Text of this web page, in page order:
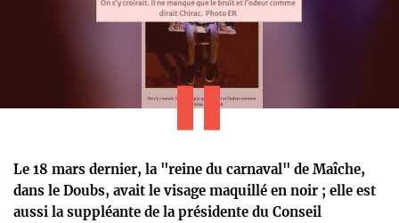
Le 18 mars dernier, la "reine du carnaval" de Maîche,
dans le Doubs, avait le visage maquillé en noir ; elle est
aussi la suppléante de la présidente du Conseil